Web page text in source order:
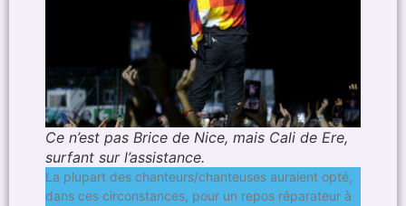
Ce n’est pas Brice de Nice, mais Cali de Ere,
surfant sur l’assistance.
La plupart des chanteurs/chanteuses auraient opté,
dans ces circonstances, pour un repos réparateur à